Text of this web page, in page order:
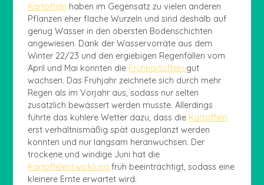
Kartoffeln haben im Gegensatz zu vielen anderen
Pflanzen eher flache Wurzeln und sind deshalb auf
genug Wasser in den obersten Bodenschichten
angewiesen. Dank der Wasservorräte aus dem
Winter 22/23 und den ergiebigen Regenfällen vom
April und Mai konnten die Frühkartoffeln gut
wachsen. Das Frühjahr zeichnete sich durch mehr
Regen als im Vorjahr aus, sodass nur selten
zusätzlich bewässert werden musste. Allerdings
führte das kühlere Wetter dazu, dass die Kartoffeln
erst verhältnismäßig spät ausgeplanzt werden
konnten und nur langsam heranwuchsen. Der
trockene und windige Juni hat die
Kartoffelentwicklungfrüh beeinträchtigt, sodass eine
kleinere Ernte erwartet wird.